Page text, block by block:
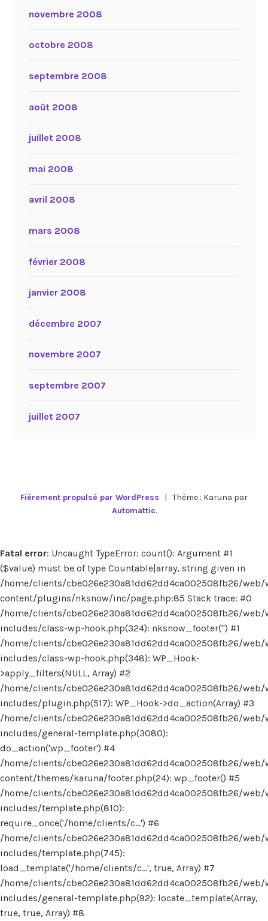
novembre 2008
octobre 2008
septembre 2008
août 2008
juillet 2008
mai 2008
avril 2008
mars 2008
février 2008
janvier 2008
décembre 2007
novembre 2007
septembre 2007
juillet 2007
Fièrement propulsé par WordPress | Thème : Karuna par
Automattic.
Fatal error: Uncaught TypeError: count(): Argument #1
($value) must be of type Countable|array, string given in
/home/clients/cbe026e230a81dd62dd4ca002508fb26/web/
content/plugins/nksnow/inc/page.php:85 Stack trace: #0
/home/clients/cbe026e230a81dd62dd4ca002508fb26/web/
includes/class-wp-hook.php(324): nksnow_footer('') #1
/home/clients/cbe026e230a81dd62dd4ca002508fb26/web/
includes/class-wp-hook.php(348): WP_Hook-
>apply_filters(NULL, Array) #2
/home/clients/cbe026e230a81dd62dd4ca002508fb26/web/
includes/plugin.php(517): WP_Hook->do_action(Array) #3
/home/clients/cbe026e230a81dd62dd4ca002508fb26/web/
includes/general-template.php(3080):
do_action('wp_footer') #4
/home/clients/cbe026e230a81dd62dd4ca002508fb26/web/
content/themes/karuna/footer.php(24): wp_footer() #5
/home/clients/cbe026e230a81dd62dd4ca002508fb26/web/
includes/template.php(810):
require_once('/home/clients/c...') #6
/home/clients/cbe026e230a81dd62dd4ca002508fb26/web/
includes/template.php(745):
load_template('/home/clients/c...', true, Array) #7
/home/clients/cbe026e230a81dd62dd4ca002508fb26/web/
includes/general-template.php(92): locate_template(Array,
true, true, Array) #8